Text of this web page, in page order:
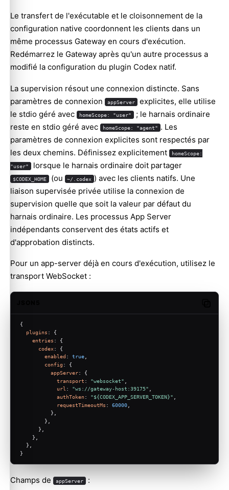
Le transfert de l'exécutable et le cloisonnement de la
configuration native coordonnent les clients dans un
même processus Gateway en cours d'exécution.
Redémarrez le Gateway après qu'un autre processus a
modifié la configuration du plugin Codex natif.
La supervision résout une connexion distincte. Sans
paramètres de connexion
appServer explicites, elle utilise
le stdio géré avec
homeScope: "user" ; le harnais ordinaire
reste en stdio géré avec
homeScope: "agent" . Les
paramètres de connexion explicites sont respectés par
les deux chemins. Définissez explicitement
homeScope:
"user" lorsque le harnais ordinaire doit partager
$CODEX_HOME (ou ~/.codex ) avec les clients natifs. Une
liaison supervisée privée utilise la connexion de
supervision quelle que soit la valeur par défaut du
harnais ordinaire. Les processus App Server
indépendants conservent des états actifs et
d'approbation distincts.
Pour un app-server déjà en cours d'exécution, utilisez le
transport WebSocket :
{
plugins : {
entries : {
codex: {
enabled : true
config : {
appServer: {
transport : "websocket"
url : "ws://gateway-host:39175"
authToken: "${CODEX_APP_SERVER_TOKEN}"
requestTimeoutMs : 60000
          },
        },
      },
    },
  },
}
Champs de appServer :